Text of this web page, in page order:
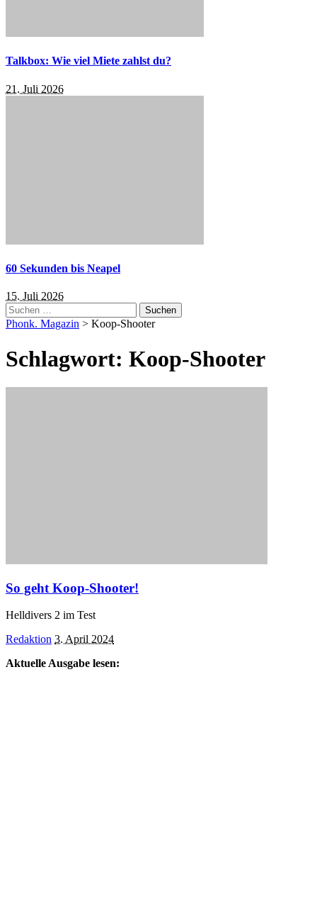
Talkbox: Wie viel Miete zahlst du?
21. Juli 2026
60 Sekunden bis Neapel
15. Juli 2026
Suchen
nach:
Phonk. Magazin > Koop-Shooter
Schlagwort: Koop-Shooter
So geht Koop-Shooter!
Helldivers 2 im Test
Posted
Redaktion 3. April 2024
Aktuelle Ausgabe lesen: